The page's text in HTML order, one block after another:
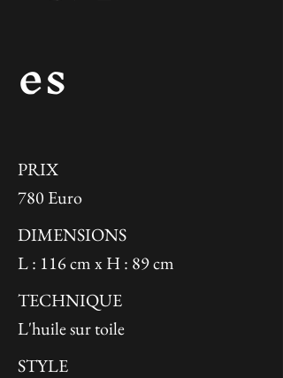
es
PRIX
780 Euro
DIMENSIONS
L : 116 cm x H : 89 cm
TECHNIQUE
L'huile sur toile
STYLE